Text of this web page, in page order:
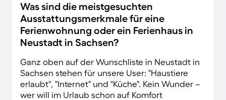
Was sind die meistgesuchten
Ausstattungsmerkmale für eine
Ferienwohnung oder ein Ferienhaus in
Neustadt in Sachsen?
Ganz oben auf der Wunschliste in Neustadt in
Sachsen stehen für unsere User: "Haustiere
erlaubt", "Internet" und "Küche". Kein Wunder –
wer will im Urlaub schon auf Komfort